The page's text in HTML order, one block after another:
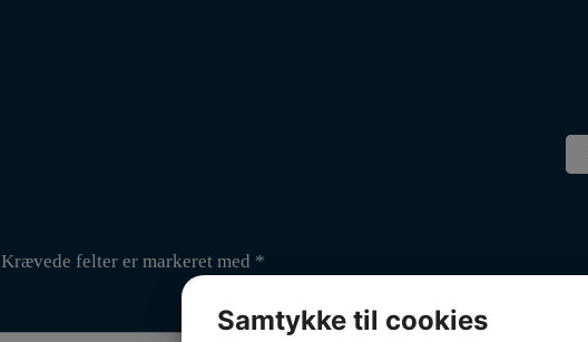
Krævede felter er markeret med *
Samtykke til cookies